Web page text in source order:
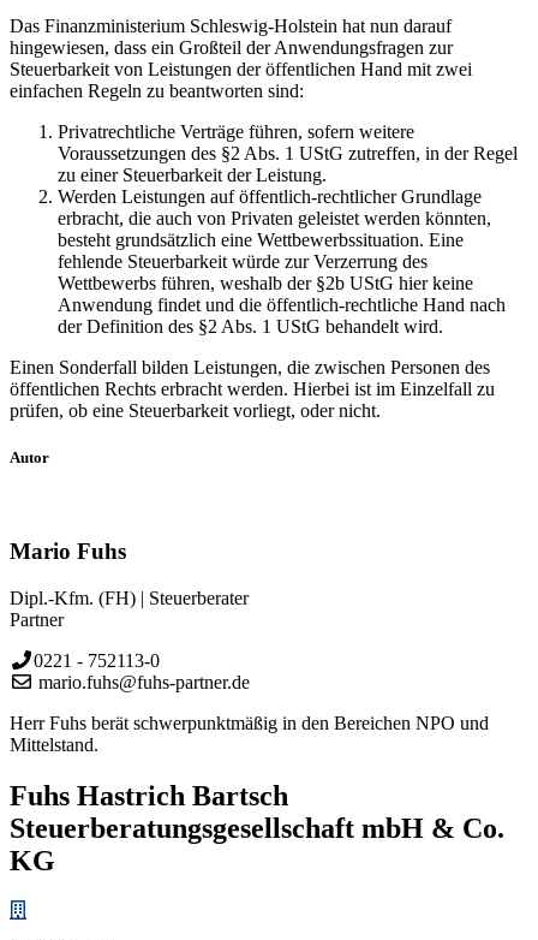
Das Finanzministerium Schleswig-Holstein hat nun darauf
hingewiesen, dass ein Großteil der Anwendungsfragen zur
Steuerbarkeit von Leistungen der öffentlichen Hand mit zwei
einfachen Regeln zu beantworten sind:
Privatrechtliche Verträge führen, sofern weitere
Voraussetzungen des §2 Abs. 1 UStG zutreffen, in der Regel
zu einer Steuerbarkeit der Leistung.
Werden Leistungen auf öffentlich-rechtlicher Grundlage
erbracht, die auch von Privaten geleistet werden könnten,
besteht grundsätzlich eine Wettbewerbssituation. Eine
fehlende Steuerbarkeit würde zur Verzerrung des
Wettbewerbs führen, weshalb der §2b UStG hier keine
Anwendung findet und die öffentlich-rechtliche Hand nach
der Definition des §2 Abs. 1 UStG behandelt wird.
Einen Sonderfall bilden Leistungen, die zwischen Personen des
öffentlichen Rechts erbracht werden. Hierbei ist im Einzelfall zu
prüfen, ob eine Steuerbarkeit vorliegt, oder nicht.
Autor
Mario Fuhs
Dipl.-Kfm. (FH) | Steuerberater
Partner
0221 - 752113-0
mario.fuhs@fuhs-partner.de
Herr Fuhs berät schwerpunktmäßig in den Bereichen NPO und
Mittelstand.
Fuhs Hastrich Bartsch
Steuerberatungs­­gesellschaft mbH & Co.
KG